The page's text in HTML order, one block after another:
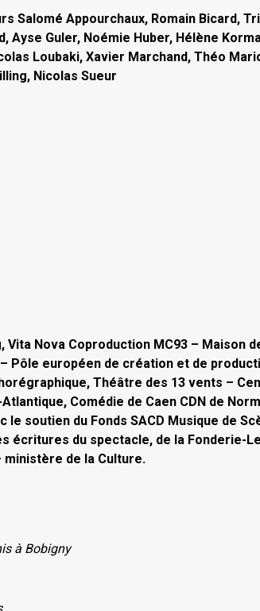
Salomé Appourchaux, Romain Bicard,
Ayse Guler, Noémie Huber, Hélène
Loubaki, Xavier Marchand, Théo
Nicolas Sueur
Nova Coproduction MC93 – Maison
Pôle européen de création et de
Théâtre des 13 vents –
Comédie de Caen CDN de
soutien du Fonds SACD Musique de
écritures du spectacle, de la Fonderie-
ministère de la Culture.
à Bobigny